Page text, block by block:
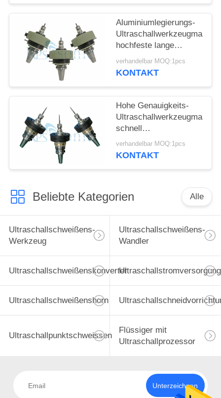
Aluminiumlegierungs-
hochfeste lange
Lebensdauer
verhandelbar MOQ:1pcs
KONTAKT
Hohe Genauigkeits-
schnell
Erschütterungs-Mahlen
verhandelbar MOQ:1pcs
KONTAKT
Beliebte Kategorien Alle
Ultraschallschweißens-
Werkzeug
Ultraschallschweißens-
Wandler
UltraschallschweißenskonverterUltraschallstromversorgung
Ultraschallschweißenshorn
Ultraschallpunktschweissen
Flüssiger mit
Ultraschallprozessor
Unterzeichnen